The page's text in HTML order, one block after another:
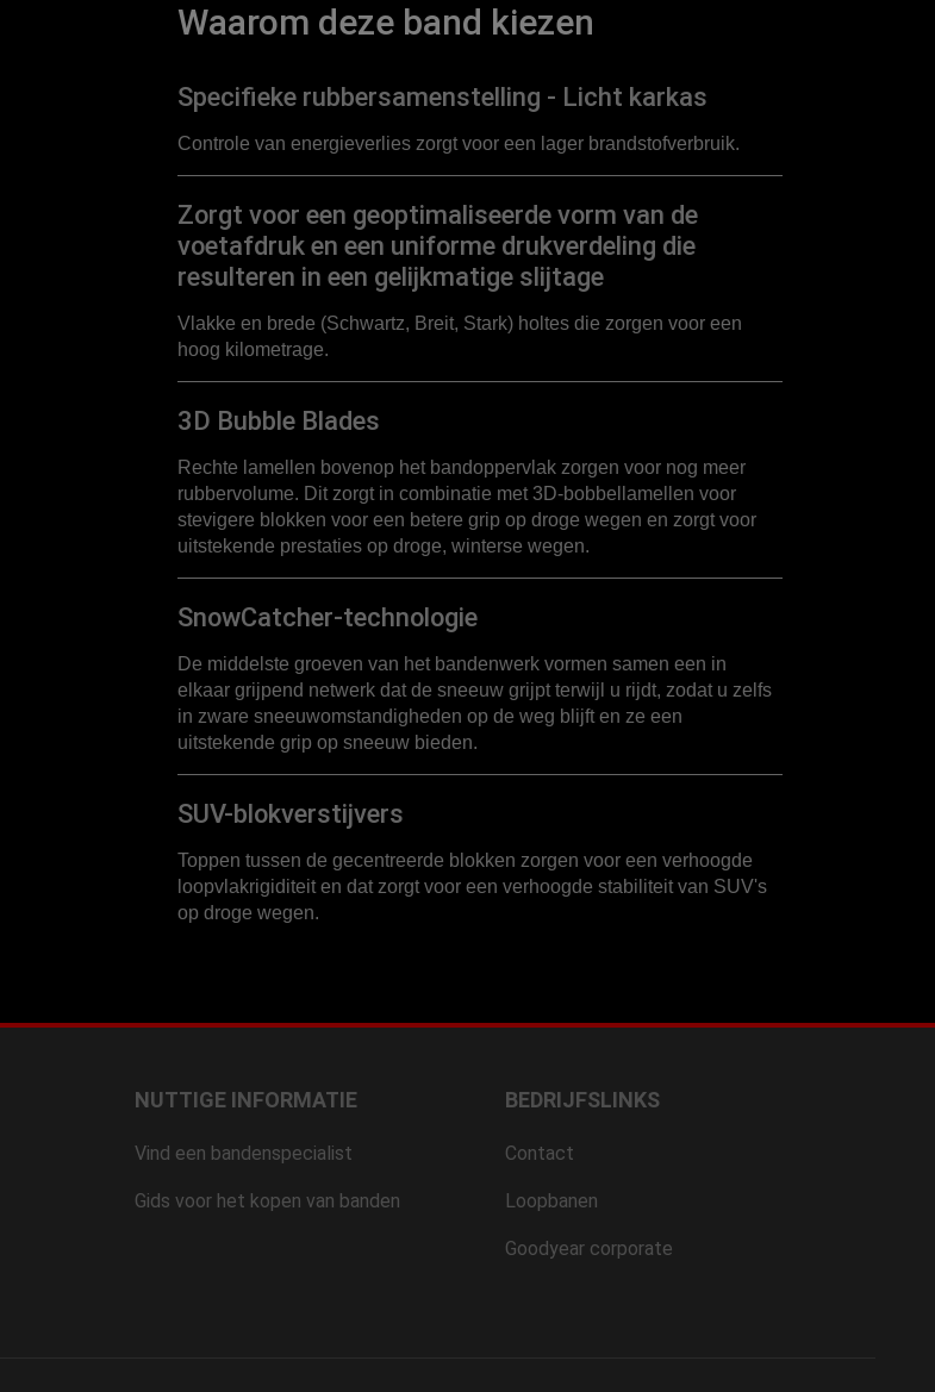
Waarom deze band kiezen
Specifieke rubbersamenstelling - Licht karkas
Controle van energieverlies zorgt voor een lager brandstofverbruik.
Zorgt voor een geoptimaliseerde vorm van de
voetafdruk en een uniforme drukverdeling die
resulteren in een gelijkmatige slijtage
Vlakke en brede (Schwartz, Breit, Stark) holtes die zorgen voor een
hoog kilometrage.
3D Bubble Blades
Rechte lamellen bovenop het bandoppervlak zorgen voor nog meer
rubbervolume. Dit zorgt in combinatie met 3D-bobbellamellen voor
stevigere blokken voor een betere grip op droge wegen en zorgt voor
uitstekende prestaties op droge, winterse wegen.
SnowCatcher-technologie
De middelste groeven van het bandenwerk vormen samen een in
elkaar grijpend netwerk dat de sneeuw grijpt terwijl u rijdt, zodat u zelfs
in zware sneeuwomstandigheden op de weg blijft en ze een
uitstekende grip op sneeuw bieden.
SUV-blokverstijvers
Toppen tussen de gecentreerde blokken zorgen voor een verhoogde
loopvlakrigiditeit en dat zorgt voor een verhoogde stabiliteit van SUV's
op droge wegen.
NUTTIGE INFORMATIE
Vind een bandenspecialist
Gids voor het kopen van banden
BEDRIJFSLINKS
Contact
Loopbanen
Goodyear corporate